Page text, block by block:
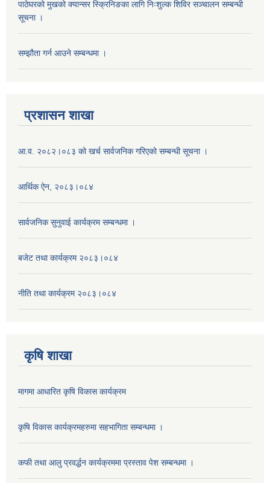
पाठेघरको मुखको क्यान्सर स्क्रिनिङका लागि निःशुल्क शिविर सञ्चालन सम्बन्धी
सूचना ।
सम्झौता गर्न आउने सम्बन्धमा ।
प्रशासन शाखा
आ.व. २०८२।०८३ को खर्च सार्वजनिक गरिएको सम्बन्धी सूचना ।
आर्थिक ऐन, २०८३।०८४
सार्वजनिक सुनुवाई कार्यक्रम सम्बन्धमा ।
बजेट तथा कार्यक्रम २०८३।०८४
नीति तथा कार्यक्रम २०८३।०८४
कृषि शाखा
मागमा आधारित कृषि विकास कार्यक्रम
कृषि विकास कार्यक्रमहरुमा सहभागिता सम्बन्धमा ।
कफी तथा आलु प्रवर्द्धन कार्यक्रममा प्रस्ताव पेश सम्बन्धमा ।